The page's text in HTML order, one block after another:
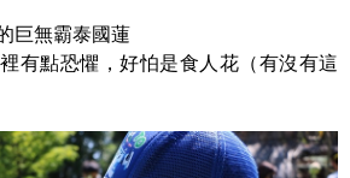
巨無霸泰國蓮
有點恐懼，好怕是食人花（有沒有這